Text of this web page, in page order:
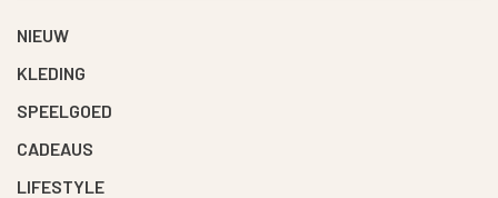
NIEUW
KLEDING
SPEELGOED
CADEAUS
LIFESTYLE